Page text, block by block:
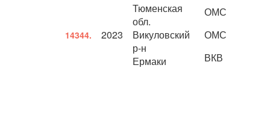
14344. 2023
Тюменская
обл.
Викуловский
р-н
Ермаки
ОМС
ОМС
ВКВ